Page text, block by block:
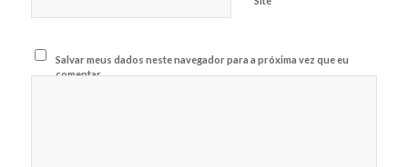
Salvar meus dados neste navegador para a próxima vez que eu
comentar.